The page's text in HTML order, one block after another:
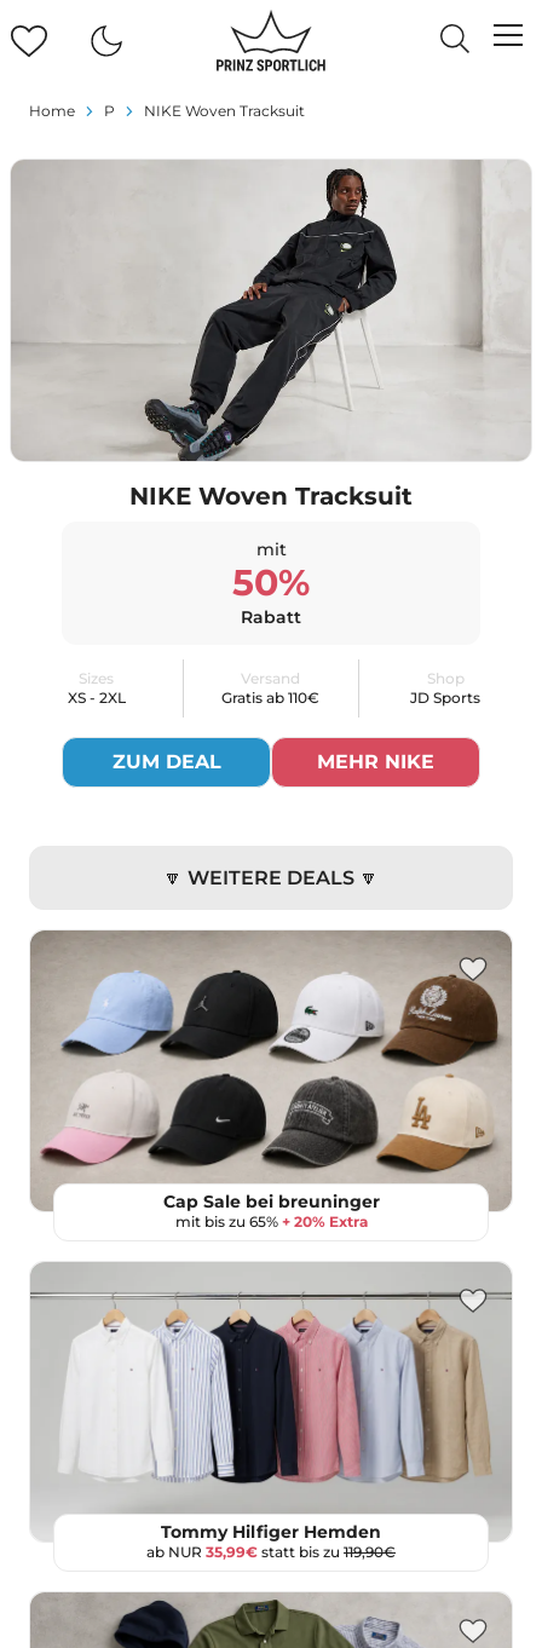
Home P NIKE Woven Tracksuit
NIKE Woven Tracksuit
mit
50%
Rabatt
Sizes
XS - 2XL
Versand
Gratis ab 110€
Shop
JD Sports
ZUM DEAL MEHR NIKE
🔽 WEITERE DEALS 🔽
Cap Sale bei breuninger
mit bis zu 65% + 20% Extra
Tommy Hilfiger Hemden
ab NUR 35,99€ statt bis zu 119,90€